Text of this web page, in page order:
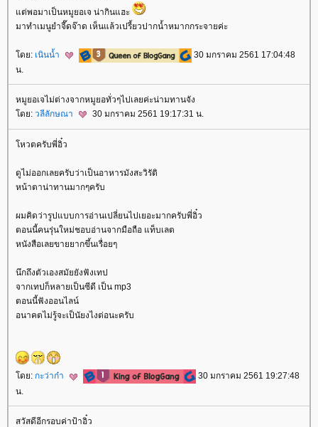
ต่พอมาเป็นหมูยอเจ น่ากินแฮะ
มาทำเมนูยำจี๊ดจ๊าด เห็นแล้วเปรี้ยวปากน้ำหมากกระจายค่ะ
ดย: เนินน้ำ
30 มกราคม 2561 17:04:48
น.
หมูยอเจไม่ต่างจากหมูยอทั่วๆไปเลยค่ะน่ามทานจัง
ดย: วลีลักษณา 30 มกราคม 2561 19:17:31 น.
หวตครับพี่อิ๋ว
ดูไม่ออกเลยครับว่าเป็นอาหารมังสะวิรัติ
หน้าตาน่าทานมากๆครับ
ผมคิดว่ารูปแบบการอ่านเปลี่ยนไปเยอะมากครับพี่อิ๋ว
ตอนนี้คนรุ่นใหม่ชอบอ่านจากมือถือ แท็บเลต
หนังสือเลยขายยากขึ้นเรื่อยๆ
นึกถึงตัวเองสมัยยังฟังเทป
จากเทปก็หลายเป็นซีดี เป็น mp3
ตอนนี้ฟังออนไลน์
อนาคตไม่รู้จะเป็นัยงไงต่อนะครับ
ดย: กะว่าก๋า
30 มกราคม 2561 19:27:48
น.
สวัสดีอีกรอบค่าป้าอิ๋ว